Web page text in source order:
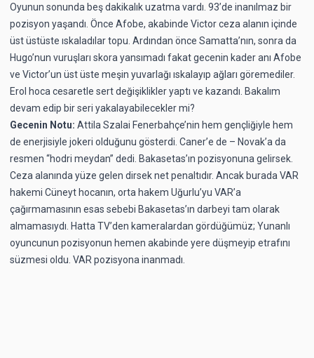
Oyunun sonunda beş dakikalık uzatma vardı. 93’de inanılmaz bir
pozisyon yaşandı. Önce Afobe, akabinde Victor ceza alanın içinde
üst üstüste ıskaladılar topu. Ardından önce Samatta’nın, sonra da
Hugo’nun vuruşları skora yansımadı fakat gecenin kader anı Afobe
ve Victor’un üst üste meşin yuvarlağı ıskalayıp ağları göremediler.
Erol hoca cesaretle sert değişiklikler yaptı ve kazandı. Bakalım
devam edip bir seri yakalayabilecekler mi?
Gecenin Notu: Attila Szalai Fenerbahçe’nin hem gençliğiyle hem
de enerjisiyle jokeri olduğunu gösterdi. Caner’e de – Novak’a da
resmen “hodri meydan” dedi. Bakasetas’ın pozisyonuna gelirsek.
Ceza alanında yüze gelen dirsek net penaltıdır. Ancak burada VAR
hakemi Cüneyt hocanın, orta hakem Uğurlu’yu VAR’a
çağırmamasının esas sebebi Bakasetas’ın darbeyi tam olarak
almamasıydı. Hatta TV’den kameralardan gördüğümüz; Yunanlı
oyuncunun pozisyonun hemen akabinde yere düşmeyip etrafını
süzmesi oldu. VAR pozisyona inanmadı.